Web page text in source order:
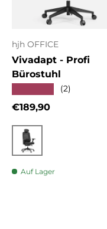
hjh OFFICE
Vivadapt - Profi
Bürostuhl
(2)
Normaler Preis
€189,90
Schwarz
Auf Lager